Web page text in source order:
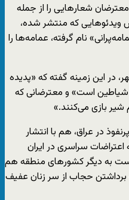
شعارهایی را از جمله
ویدئوهایی که منتشر شده،
نام گرفته، عمامه‌ها را
در این زمینه گفته که «پدیده
شیاطین است» و معترضانی که
بازی می‌کنند.»
در عراق، هم با انتشار
اعتراضات سراسری در ایران
به دیگر کشورهای منطقه هم
برداشتن حجاب از سر زنان عفیف